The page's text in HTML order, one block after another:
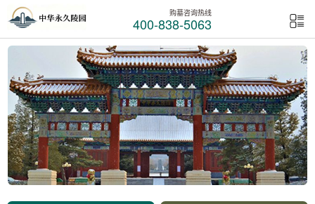
购墓咨询热线
400-838-5063